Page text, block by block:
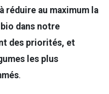
réduire au maximum la
dans notre
des priorités, et
les plus
.